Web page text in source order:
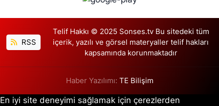
RSS
Telif Hakkı © 2025 Sonses.tv Bu sitedeki tüm
içerik, yazılı ve görsel materyaller telif hakları
kapsamında korunmaktadır
Haber Yazılımı: TE Bilişim
En iyi site deneyimi sağlamak için çerezlerden